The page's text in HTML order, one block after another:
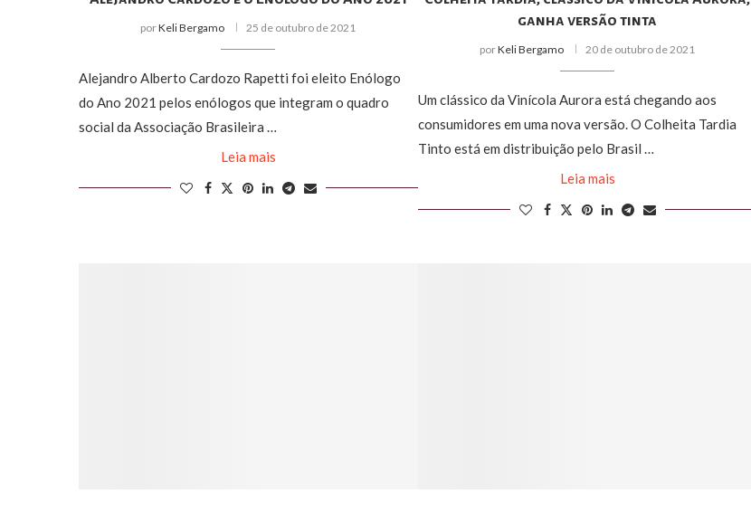
porKeli Bergamo 25 de outubro de 2021
Alejandro Alberto Cardozo Rapetti foi eleito Enólogo
do Ano 2021 pelos enólogos que integram o quadro
social da Associação Brasileira …
Leia mais
ganha versão tinta
porKeli Bergamo 20 de outubro de 2021
Um clássico da Vinícola Aurora está chegando aos
consumidores em uma nova versão. O Colheita Tardia
Tinto está em distribuição pelo Brasil …
Leia mais